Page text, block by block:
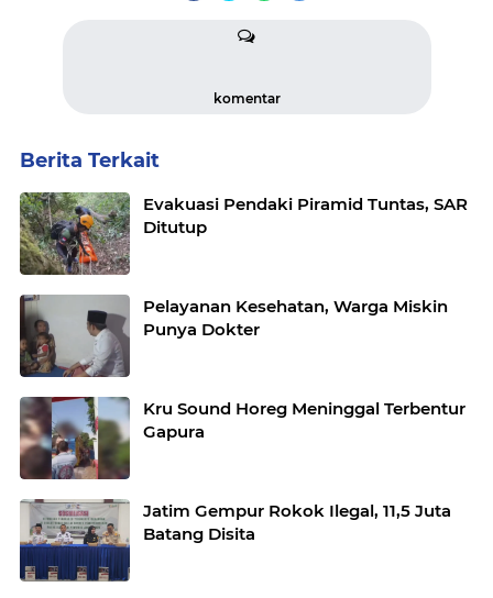
komentar
Berita Terkait
Evakuasi Pendaki Piramid Tuntas, SAR
Ditutup
Pelayanan Kesehatan, Warga Miskin
Punya Dokter
Kru Sound Horeg Meninggal Terbentur
Gapura
Jatim Gempur Rokok Ilegal, 11,5 Juta
Batang Disita